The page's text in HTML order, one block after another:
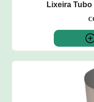
Lixeira